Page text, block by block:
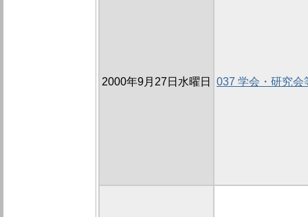
2000年9月27日水曜日 037 学会・研究会